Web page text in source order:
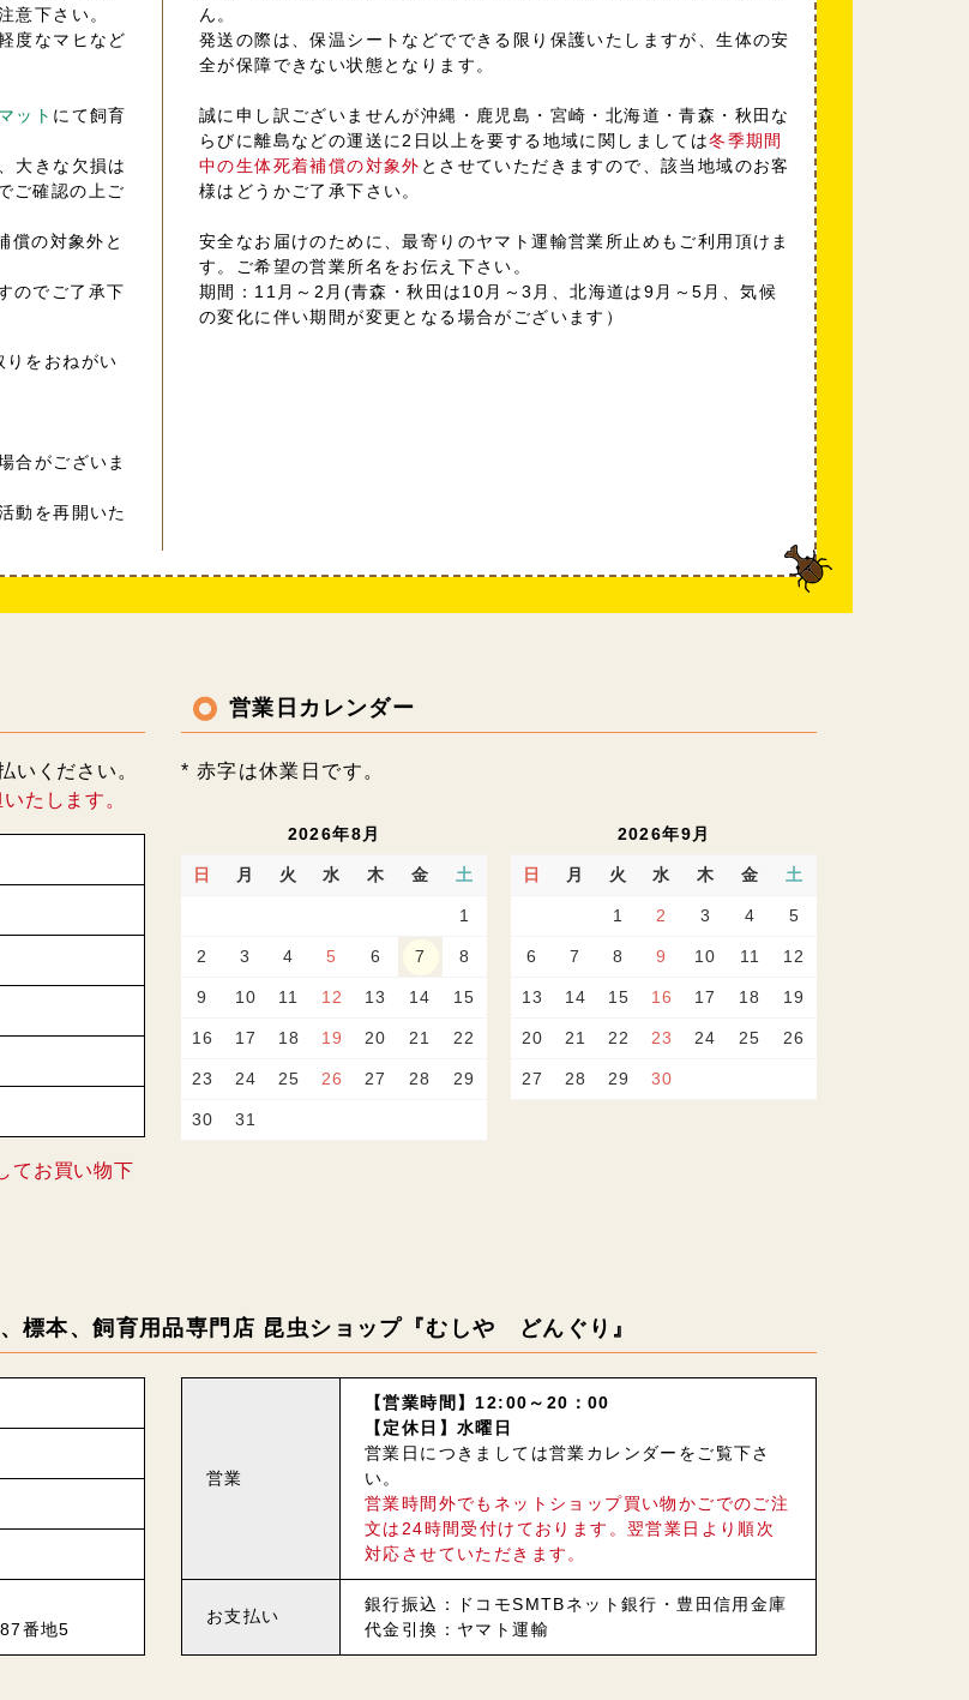
意下さい。
度なマヒなど
ット にて飼育
大きな欠損は
ご確認の上ご
償の対象外と
のでご了承下
りをおねがい
合がございま
動を再開いた
ん。
発送の際は、保温シートなどでできる限り保護いたしますが、生体の安
全が保障できない状態となります。
誠に申し訳ございませんが沖縄・鹿児島・宮崎・北海道・青森・秋田な
らびに離島などの運送に2日以上を要する地域に関しましては冬季期間
中の生体死着補償の対象外 とさせていただきますので、該当地域のお客
様はどうかご了承下さい。
安全なお届けのために、最寄りのヤマト運輸営業所止めもご利用頂けま
す。ご希望の営業所名をお伝え下さい。
期間：11月～2月(青森・秋田は10月～3月、北海道は9月～5月、気候
の変化に伴い期間が変更となる場合がございます）
いください。
たします。
てお買い物下
営業日カレンダー
* 赤字は休業日です。
2026年8月
日 月 火 水 木 金 土
1
2 3 4 5 6 7 8
9 10 11 12 13 14 15
16 17 18 19 20 21 22
23 24 25 26 27 28 29
30 31
2026年9月
日 月 火 水 木 金 土
1 2 3 4 5
6 7 8 9 10 11 12
13 14 15 16 17 18 19
20 21 22 23 24 25 26
27 28 29 30
標本、飼育用品専門店 昆虫ショップ『むしや どんぐり』
番地5
営業
【営業時間】12:00～20：00
【定休日】水曜日
営業日につきましては営業カレンダーをご覧下さ
い。
営業時間外でもネットショップ買い物かごでのご注
文は24時間受付けております。翌営業日より順次
対応させていただきます。
お支払い
銀行振込：ドコモSMTBネット銀行・豊田信用金庫
代金引換：ヤマト運輸